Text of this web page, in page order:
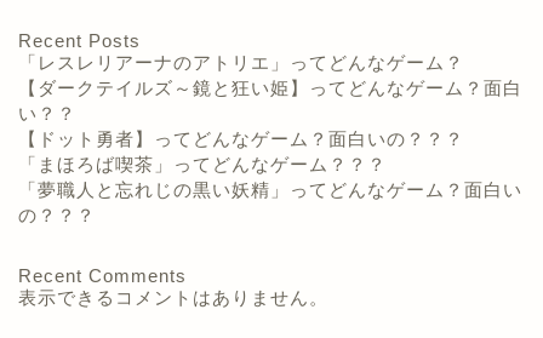
Recent Posts
「レスレリアーナのアトリエ」ってどんなゲーム？
【ダークテイルズ～鏡と狂い姫】ってどんなゲーム？面白
い？？
【ドット勇者】ってどんなゲーム？面白いの？？？
「まほろば喫茶」ってどんなゲーム？？？
「夢職人と忘れじの黒い妖精」ってどんなゲーム？面白い
の？？？
Recent Comments
表示できるコメントはありません。